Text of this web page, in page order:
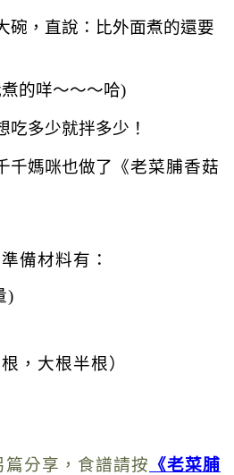
碗，直說：比外面煮的還要
的咩～～～哈)
吃多少就拌多少！
千媽咪也做了 《老菜脯香菇
準備材料有：
)
，大根半根）
分享，食譜請按 《老菜脯